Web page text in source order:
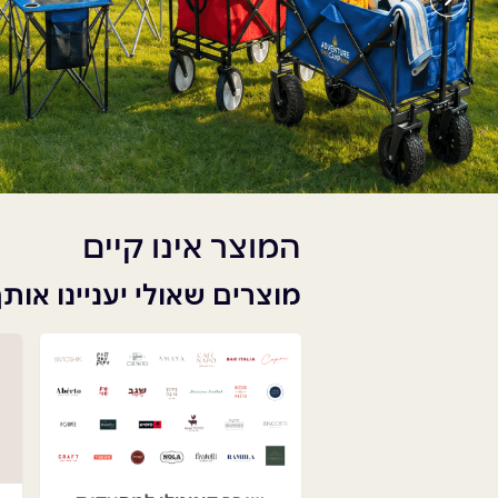
המוצר אינו קיים
מוצרים שאולי יעניינו